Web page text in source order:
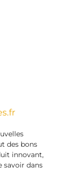
des bons
innovant,
savoir dans